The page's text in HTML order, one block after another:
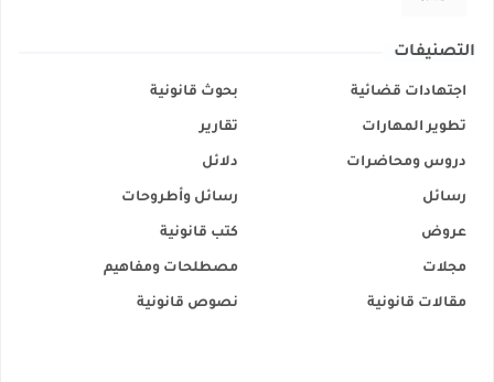
التصنيفات
اجتهادات قضائية بحوث قانونية
تطوير المهارات تقارير
دروس ومحاضرات دلائل
رسائل رسائل وأطروحات
عروض كتب قانونية
مجلات مصطلحات ومفاهيم
مقالات قانونية نصوص قانونية